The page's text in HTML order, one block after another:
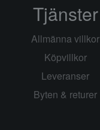
Tjänster
Allmänna villkor
Köpvillkor
Leveranser
Byten & returer